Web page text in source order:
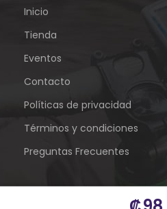
Inicio
Tienda
Eventos
Contacto
Políticas de privacidad
Términos y condiciones
Preguntas Frecuentes